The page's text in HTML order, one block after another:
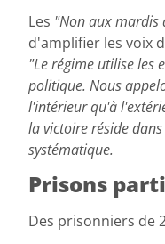
Les "Non aux mardis
d'amplifier les voix
"Le régime utilise les
politique. Nous
l'intérieur qu'à
la victoire réside
systématique.
Prisons
Des prisonniers de